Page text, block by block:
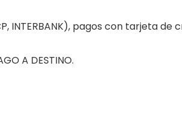
INTERBANK), pagos con tarjeta
A DESTINO.